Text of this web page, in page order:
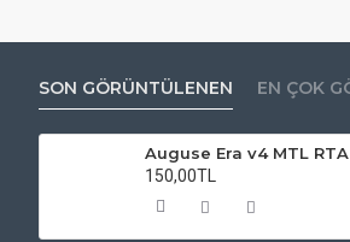
SON GÖRÜNTÜLENEN EN ÇOK
150,00TL